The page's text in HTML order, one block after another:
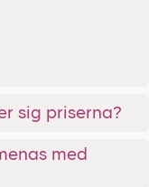
sig priserna?
med